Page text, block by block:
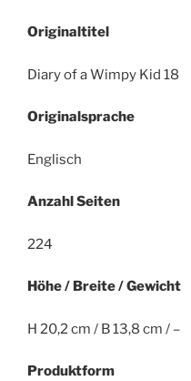
Originaltitel
Diary of a Wimpy Kid 18
Originalsprache
Englisch
Anzahl Seiten
224
Höhe / Breite / Gewicht
H 20,2 cm / B 13,8 cm / –
Produktform